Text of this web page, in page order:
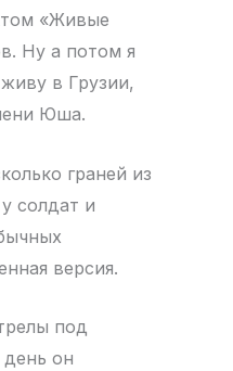
«Живые
Ну а потом я
в Грузии,
Юша.
граней из
солдат и
версия.
под
он